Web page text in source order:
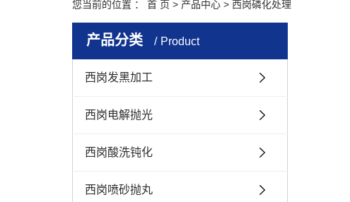
您当前的位置 ： 首 页 > 产品中心 > 西岗磷化处理
产品分类 Product
西岗发黑加工
西岗电解抛光
西岗酸洗钝化
西岗喷砂抛丸